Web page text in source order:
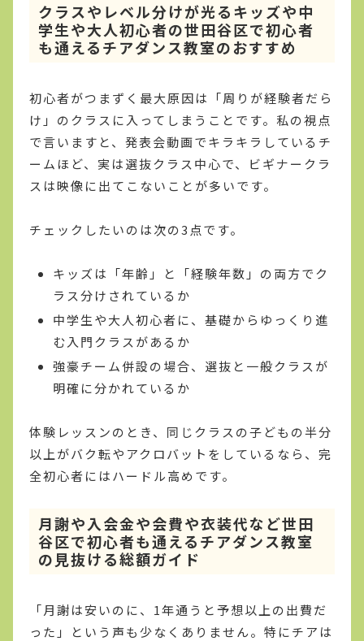
クラスやレベル分けが光るキッズや中
学生や大人初心者の世田谷区で初心者
も通えるチアダンス教室のおすすめ
初心者がつまずく最大原因は「周りが経験者だら
け」のクラスに入ってしまうことです。私の視点
で言いますと、発表会動画でキラキラしているチ
ームほど、実は選抜クラス中心で、ビギナークラ
スは映像に出てこないことが多いです。
チェックしたいのは次の3点です。
キッズは「年齢」と「経験年数」の両方でク
ラス分けされているか
中学生や大人初心者に、基礎からゆっくり進
む入門クラスがあるか
強豪チーム併設の場合、選抜と一般クラスが
明確に分かれているか
体験レッスンのとき、同じクラスの子どもの半分
以上がバク転やアクロバットをしているなら、完
全初心者にはハードル高めです。
月謝や入会金や会費や衣装代など世田
谷区で初心者も通えるチアダンス教室
の見抜ける総額ガイド
「月謝は安いのに、1年通うと予想以上の出費だ
った」という声も少なくありません。特にチアは